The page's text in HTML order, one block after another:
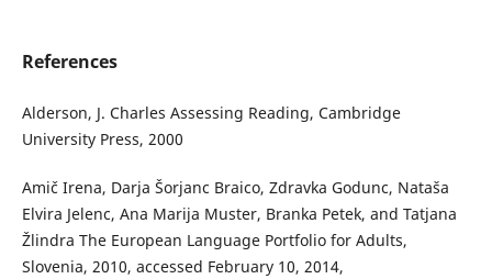
References
Alderson, J. Charles Assessing Reading, Cambridge
University Press, 2000
Amič Irena, Darja Šorjanc Braico, Zdravka Godunc, Nataša
Elvira Jelenc, Ana Marija Muster, Branka Petek, and Tatjana
Žlindra The European Language Portfolio for Adults,
Slovenia, 2010, accessed February 10, 2014,